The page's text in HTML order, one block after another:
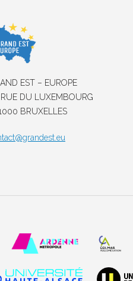
EST – EUROPE
RUE DU LUXEMBOURG
BRUXELLES